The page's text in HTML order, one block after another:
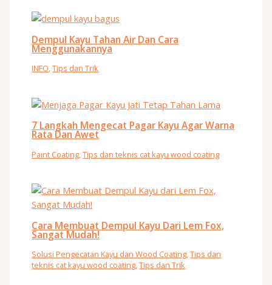
Dempul Kayu Tahan Air Dan Cara
Menggunakannya
INFO,Tips dan Trik
7 Langkah Mengecat Pagar Kayu Agar Warna
Rata Dan Awet
Paint Coating,Tips dan teknis cat kayu wood coating
Cara Membuat Dempul Kayu Dari Lem Fox,
Sangat Mudah!
Solusi Pengecatan Kayu dan Wood Coating,Tips dan
teknis cat kayu wood coating,Tips dan Trik